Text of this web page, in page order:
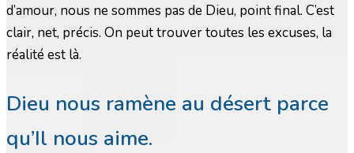
d’amour, nous ne sommes pas de Dieu, point final. C’est
clair, net, précis. On peut trouver toutes les excuses, la
réalité est là.
Dieu nous ramène au désert parce
qu’Il nous aime.